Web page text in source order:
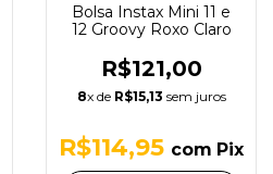
Bolsa Instax Mini 11 e
12 Groovy Roxo Claro
R$121,00
8x de R$15,13 sem juros
R$114,95 com Pix